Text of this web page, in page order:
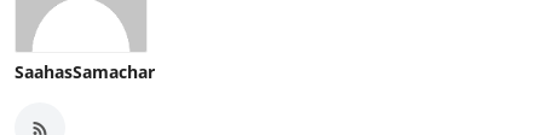
SaahasSamachar